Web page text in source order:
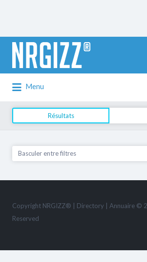
Rechercher:
Menu
Résultats
Basculer entre filtres
Copyright NRGIZZ® | Directory | Annuaire ©
Reserved